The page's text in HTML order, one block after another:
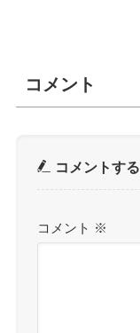
コメント
コメントする
コメント ※